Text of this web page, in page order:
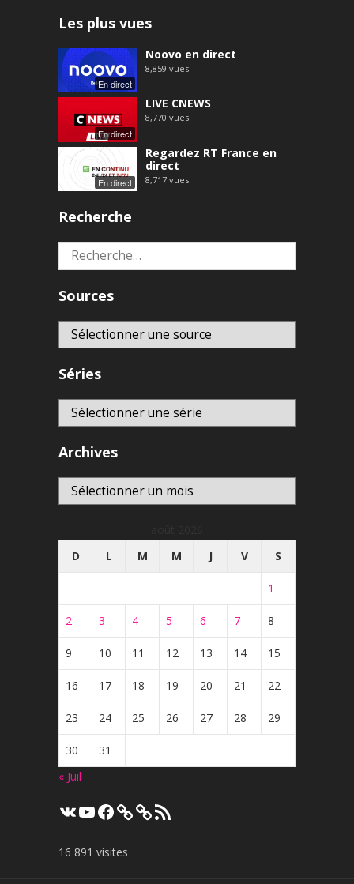
Les plus vues
En direct
Noovo en direct
8,859 vues
En direct
LIVE CNEWS
8,770 vues
En direct
Regardez RT France en
direct
8,717 vues
Recherche
Rechercher :
Sources
Séries
Archives
Archives
D
L M M J V S
1
2 3 4 5 6 7 8
9 10 11 12 13 14 15
16 17 18 19 20 21 22
23 24 25 26 27 28 29
30
31
« Juil
VK YouTube
Facebook Flux
RSS
16 891 visites